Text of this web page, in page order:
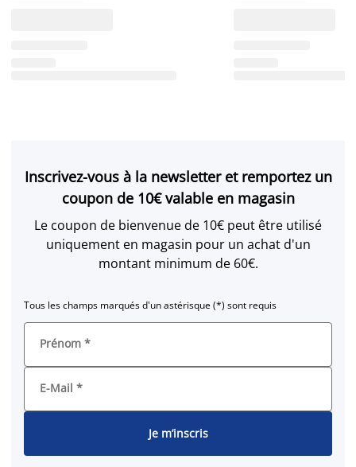
Inscrivez-vous à la newsletter et remportez un
coupon de 10€ valable en magasin
Le coupon de bienvenue de 10€ peut être utilisé
uniquement en magasin pour un achat d'un
montant minimum de 60€.
Tous les champs marqués d'un astérisque (*) sont requis
Prénom *
E-Mail *
Je m’inscris